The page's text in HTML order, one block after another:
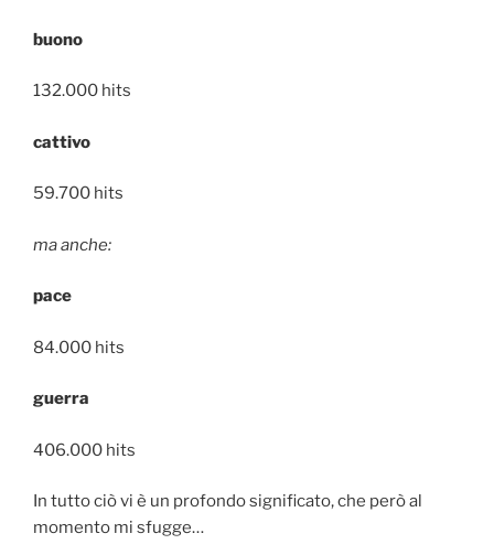
buono
132.000 hits
cattivo
59.700 hits
ma anche:
pace
84.000 hits
guerra
406.000 hits
In tutto ciò vi è un profondo significato, che però al
momento mi sfugge…